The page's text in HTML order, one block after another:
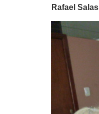
Rafael